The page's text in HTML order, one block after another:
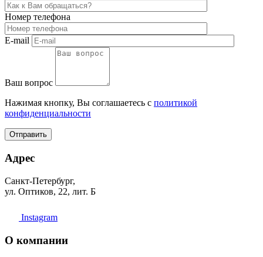
Номер телефона
E-mail
Ваш вопрос
Нажимая кнопку, Вы соглашаетесь с политикой
конфиденциальности
Отправить
Адрес
Санкт-Петербург,
ул. Оптиков, 22, лит. Б
Instagram
О компании